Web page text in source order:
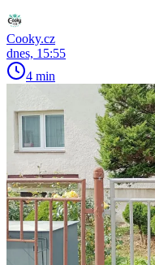
Cooky.cz
dnes, 15:55
4 min